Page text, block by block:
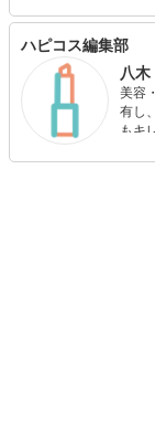
した
遊び
して
して
ハピコス編集部
八木
美容
有し
もキ